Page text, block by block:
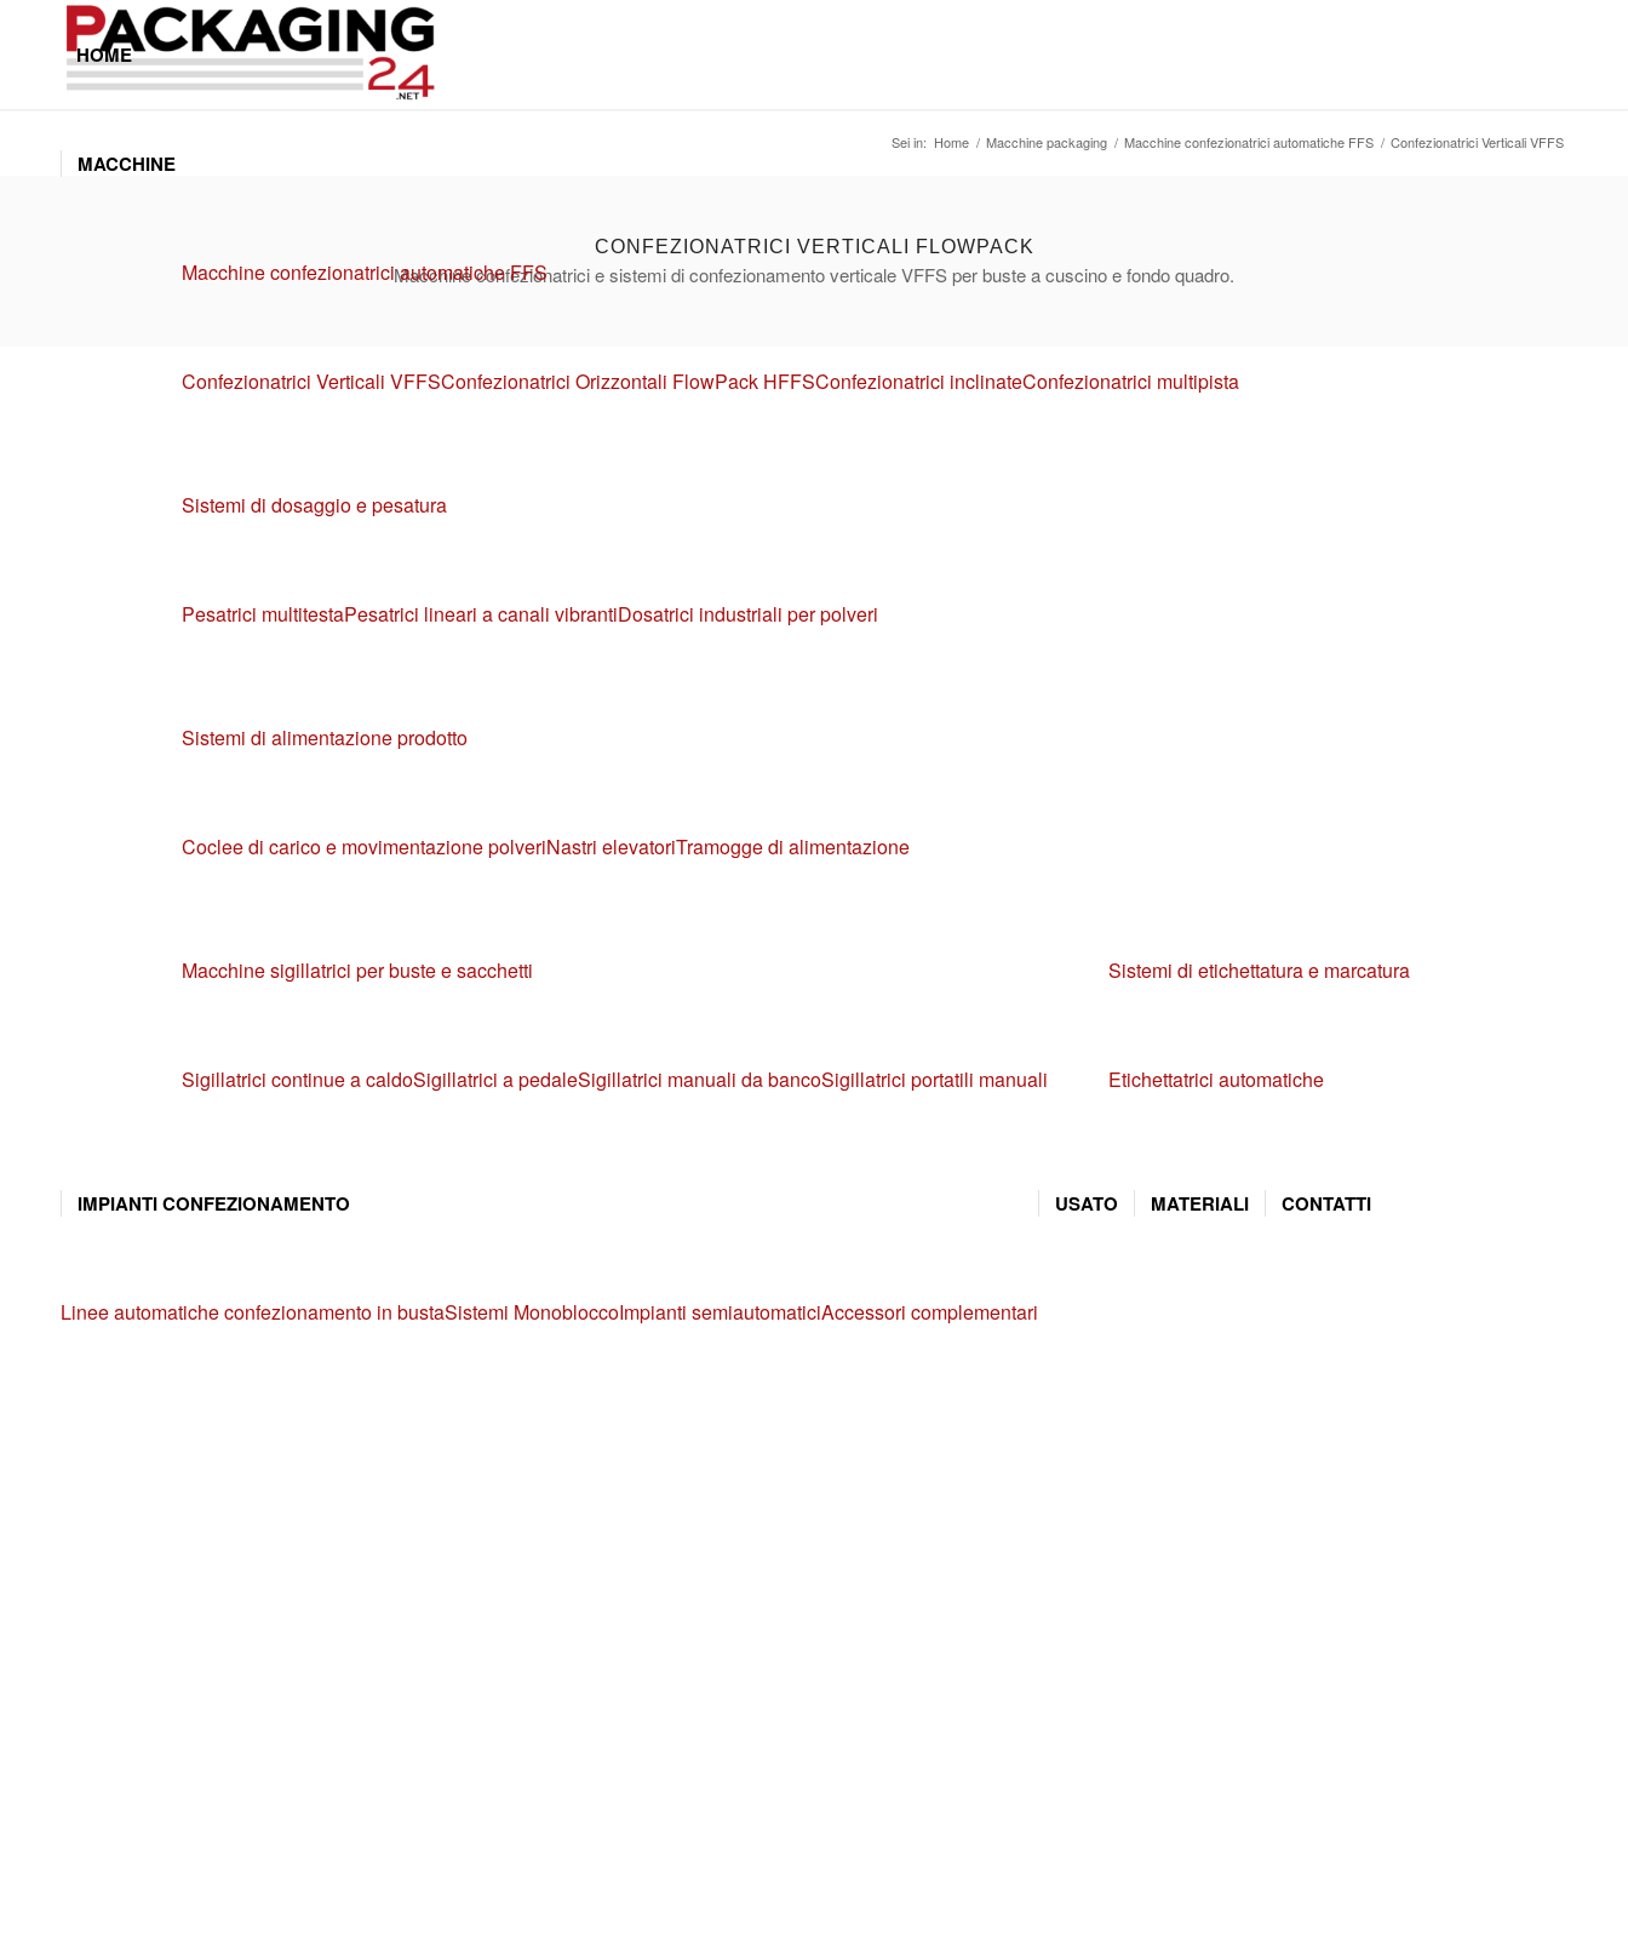
HOME
MACCHINE
Macchine confezionatrici automatiche FFS
Confezionatrici Verticali VFFSConfezionatrici Orizzontali FlowPack HFFSConfezionatrici inclinateConfezionatrici multipista
Sistemi di dosaggio e pesatura
Pesatrici multitestaPesatrici lineari a canali vibrantiDosatrici industriali per polveri
Sistemi di alimentazione prodotto
Coclee di carico e movimentazione polveriNastri elevatoriTramogge di alimentazione
Macchine sigillatrici per buste e sacchetti
Sigillatrici continue a caldoSigillatrici a pedaleSigillatrici manuali da bancoSigillatrici portatili manuali
Sistemi di etichettatura e marcatura
Etichettatrici automatiche
IMPIANTI CONFEZIONAMENTO
Linee automatiche confezionamento in bustaSistemi MonobloccoImpianti semiautomaticiAccessori complementari
USATO MATERIALI CONTATTI
Sei in: Home / Macchine packaging / Macchine confezionatrici automatiche FFS / Confezionatrici Verticali VFFS
CONFEZIONATRICI VERTICALI FLOWPACK
Macchine confezionatrici e sistemi di confezionamento verticale VFFS per buste a cuscino e fondo quadro.